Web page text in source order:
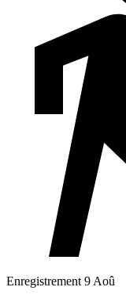
Enregistrement 9 Aoû